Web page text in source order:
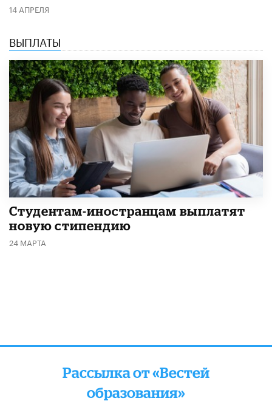
14 АПРЕЛЯ
ВЫПЛАТЫ
Студентам-иностранцам выплатят
новую стипендию
24 МАРТА
Рассылка от «Вестей
образования»